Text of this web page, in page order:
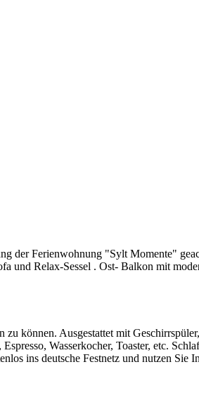
der Ferienwohnung "Sylt Momente"
und Relax-Sessel . Ost- Balkon mit
können. Ausgestattet mit
Wasserkocher, Toaster, etc.
ins deutsche Festnetz und nutzen Sie